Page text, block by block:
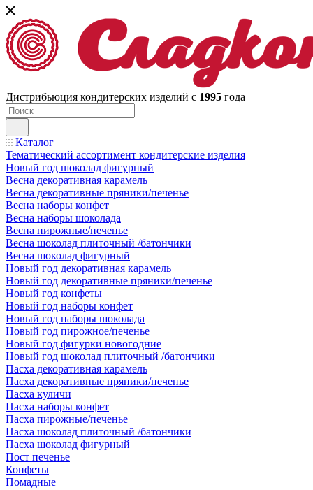
Дистрибьюция кондитерских изделий с 1995 года
Каталог
Тематический ассортимент кондитерские изделия
Новый год шоколад фигурный
Весна декоративная карамель
Весна декоративные пряники/печенье
Весна наборы конфет
Весна наборы шоколада
Весна пирожные/печенье
Весна шоколад плиточный /батончики
Весна шоколад фигурный
Новый год декоративная карамель
Новый год декоративные пряники/печенье
Новый год конфеты
Новый год наборы конфет
Новый год наборы шоколада
Новый год пирожное/печенье
Новый год фигурки новогодние
Новый год шоколад плиточный /батончики
Пасха декоративная карамель
Пасха декоративные пряники/печенье
Пасха куличи
Пасха наборы конфет
Пасха пирожные/печенье
Пасха шоколад плиточный /батончики
Пасха шоколад фигурный
Пост печенье
Конфеты
Помадные